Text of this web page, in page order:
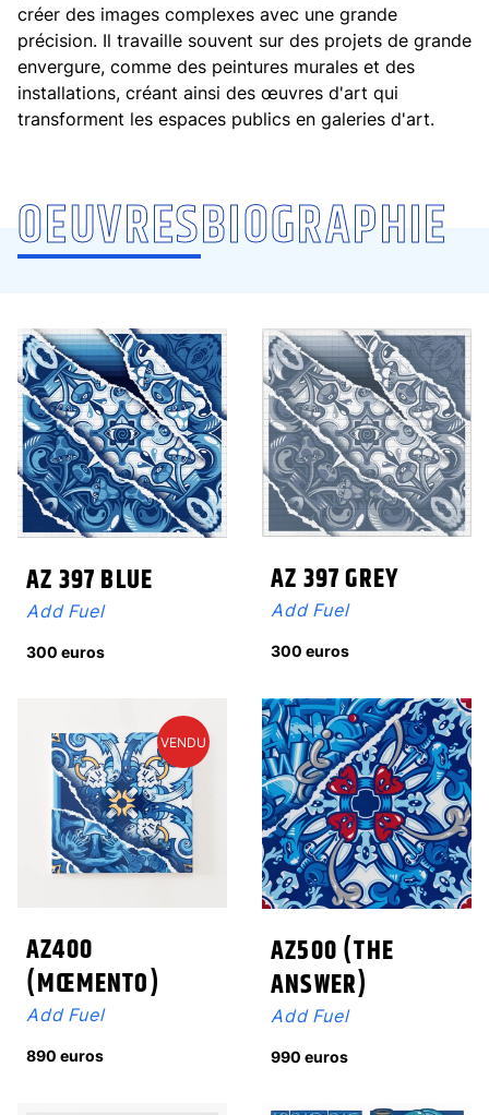
créer des images complexes avec une grande
précision. Il travaille souvent sur des projets de grande
envergure, comme des peintures murales et des
installations, créant ainsi des œuvres d'art qui
transforment les espaces publics en galeries d'art.
OEUVRES
ADD FUEL
BIOGRAPHIE
AZ 397 BLUE
Add Fuel
300 euros
AZ 397 GREY
Add Fuel
300 euros
AZ400
(MŒMENTO)
Add Fuel
890 euros
VENDU
AZ500 (THE
ANSWER)
Add Fuel
990 euros